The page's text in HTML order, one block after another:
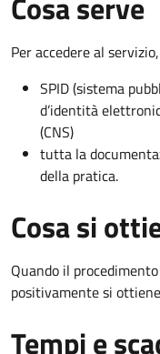
Per accedere al
SPID (sistema
d’identità
(CNS)
tutta la
della pratica.
Cosa si
Quando il
positivamente si
Tempi e